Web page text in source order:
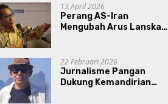
13 April 2026
Perang AS-Iran
Mengubah Arus Lanskap
Prabowo-Gibran?
22 Februari 2026
Jurnalisme Pangan
Dukung Kemandirian